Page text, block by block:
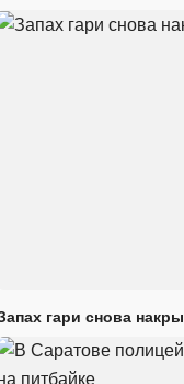
гари снова